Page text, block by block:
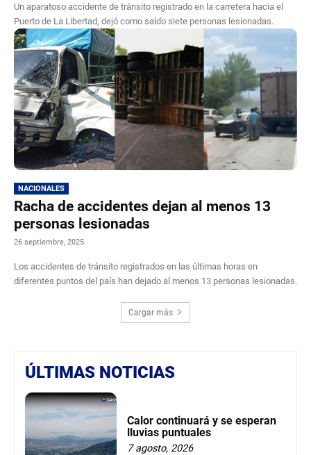
Un aparatoso accidente de tránsito registrado en la carretera hacia el
Puerto de La Libertad, dejó como saldo siete personas lesionadas.
NACIONALES
Racha de accidentes dejan al menos 13
personas lesionadas
26 septiembre, 2025
Los accidentes de tránsito registrados en las últimas horas en
diferentes puntos del país han dejado al menos 13 personas lesionadas.
Cargar más
ÚLTIMAS NOTICIAS
Calor continuará y se esperan
lluvias puntuales
7 agosto, 2026